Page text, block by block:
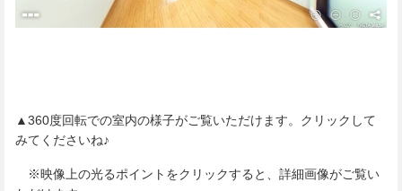
▲360度回転での室内の様子がご覧いただけます。クリックして
みてくださいね♪
※映像上の光るポイントをクリックすると、詳細画像がご覧い